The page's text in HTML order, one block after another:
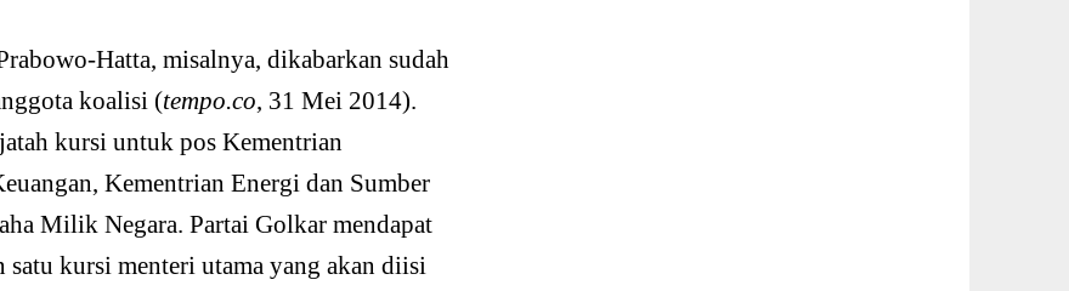
Hatta, misalnya, dikabarkan sudah
koalisi (tempo.co, 31 Mei 2014).
kursi untuk pos Kementrian
Kementrian Energi dan Sumber
Milik Negara. Partai Golkar mendapat
kursi menteri utama yang akan diisi